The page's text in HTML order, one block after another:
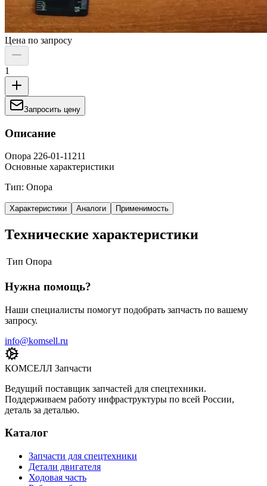
Цена по запросу
1
Запросить цену
Описание
Опора 226-01-11211
Основные характеристики
Тип: Опора
Характеристики Аналоги Применимость
Технические характеристики
Тип Опора
Нужна помощь?
Наши специалисты помогут подобрать запчасть по вашему
запросу.
info@komsell.ru
КОМСЕЛЛ Запчасти
Ведущий поставщик запчастей для спецтехники.
Поддерживаем работу инфраструктуры по всей России,
деталь за деталью.
Каталог
Запчасти для спецтехники
Детали двигателя
Ходовая часть